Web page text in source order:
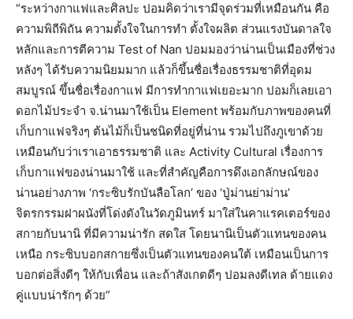
“ระหว่างกาแฟและศิลปะ ปอมคิดว่าเรามีจุดร่วมที่เหมือนกัน คือ
ความพิถีพิถัน ความตั้งใจในการทำ ตั้งใจผลิต ส่วนแรงบันดาลใจ
หลักและการตีความ Test of Nan ปอมมองว่าน่านเป็นเมืองที่ช่วง
หลังๆ ได้รับความนิยมมาก แล้วก็ขึ้นชื่อเรื่องธรรมชาติที่อุดม
สมบูรณ์ ขึ้นชื่อเรื่องกาแฟ มีการทำกาแฟเยอะมาก ปอมก็เลยเอา
ดอกไม้ประจำ จ.น่านมาใช้เป็น Element พร้อมกับภาพของคนที่
เก็บกาแฟจริงๆ ต้นไม้ก็เป็นชนิดที่อยู่ที่น่าน รวมไปถึงภูเขาด้วย
เหมือนกับว่าเราเอาธรรมชาติ และ Activity Cultural เรื่องการ
เก็บกาแฟของน่านมาใช้ และที่สำคัญคือการดึงเอกลักษณ์ของ
น่านอย่างภาพ ‘กระซิบรักบันลือโลก’ ของ ‘ปู่ม่านย่าม่าน’
จิตรกรรมฝาผนังที่โด่งดังในวัดภูมินทร์ มาใส่ในคาแรคเตอร์ของ
สกายกับนานิ ที่มีความน่ารัก สดใส โดยนานิเป็นตัวแทนของคน
เหนือ กระซิบบอกสกายซึ่งเป็นตัวแทนของคนใต้ เหมือนเป็นการ
บอกต่อสิ่งดีๆ ให้กับเพื่อน และถ้าสังเกตดีๆ ปอมลงดีเทล ด้ายแดง
คู่แบบน่ารักๆ ด้วย”